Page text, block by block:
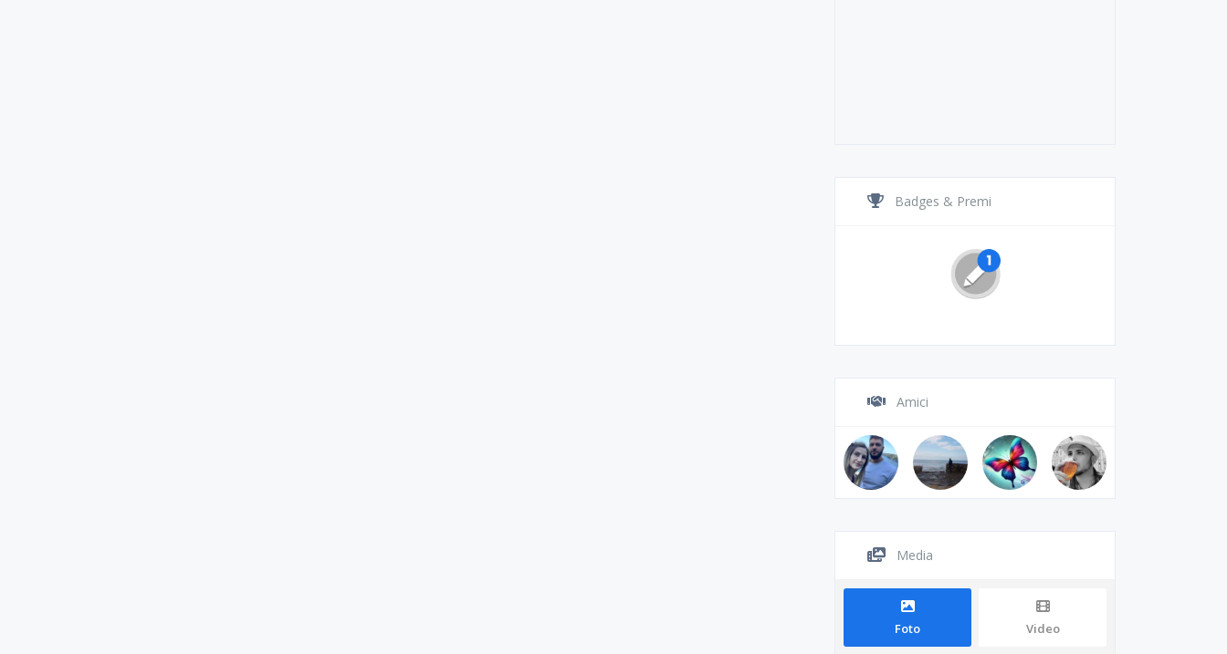
Badges & Premi
Amici
Media
Foto Video